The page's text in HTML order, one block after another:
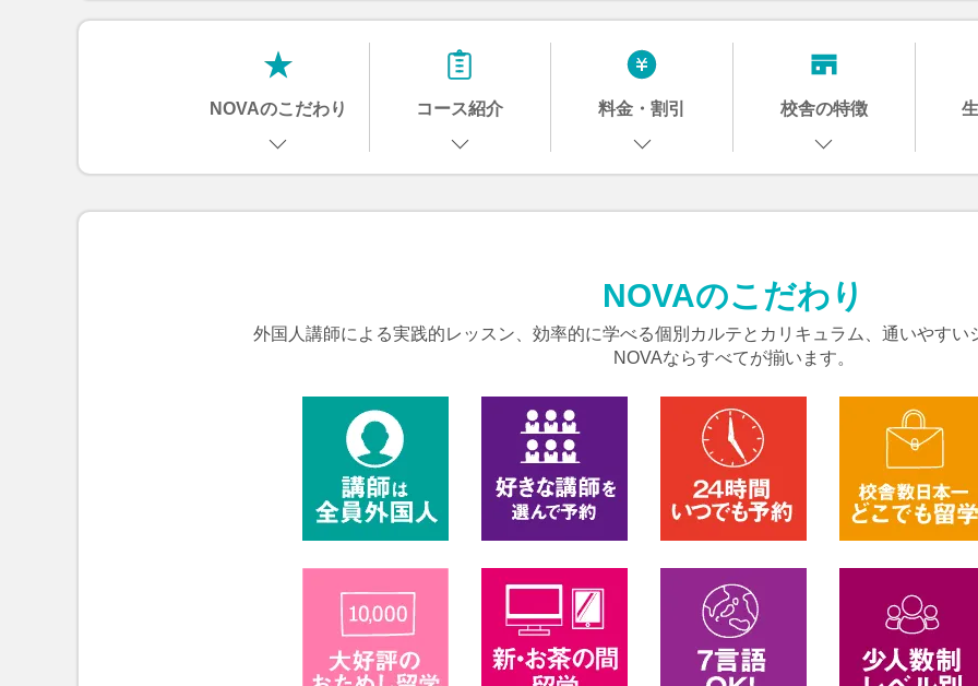
NOVAのこだわり コース紹介 料金・割引 校舎の特徴
NOVAのこだわり
外国人講師による実践的レッスン、効率的に学べる個別カルテとカリキュラム、通いやすい
NOVAならすべてが揃います。